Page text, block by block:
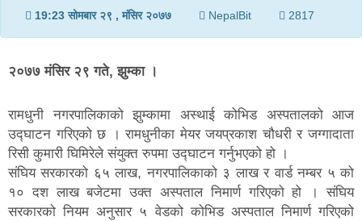
19:23 सोमबार २९ , मंसिर २०७७ NepalBit 2817
२०७७ मंसिर २९ गते, झुम्का ।
रामधुनी नगरपालिकाको झुम्कामा अस्थाई कोभिड अस्पतालको आज
उद्घाटन गरिएको छ । रामधुनीका मेयर जयप्रकाश चौधरी र जग्गादाता
रिसी कुमारी घिमिरेले संयुक्त रुपमा उद्घाटन गर्नुभएको हो ।
संघिय सरकारको ६५ लाख, नगरपालिकाको ३ लाख र वार्ड नम्बर ५ को
१० दश लाख बजेटमा उक्त अस्पताल निमार्ण गरिएको हो । संघिय
सरकारको नियम अनुसार ५ वेडको कोभिड अस्पताल निमार्ण गरिएको